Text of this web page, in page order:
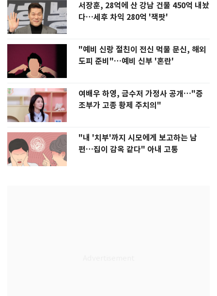
서장훈, 28억에 산 강남 건물 450억 내놨
다…세후 차익 280억 '잭팟'
"예비 신랑 절친이 전신 먹물 문신, 해외
도피 준비"…예비 신부 '혼란'
여배우 하영, 금수저 가정사 공개…"증
조부가 고종 황제 주치의"
"내 '치부'까지 시모에게 보고하는 남
편…집이 감옥 같다" 아내 고통